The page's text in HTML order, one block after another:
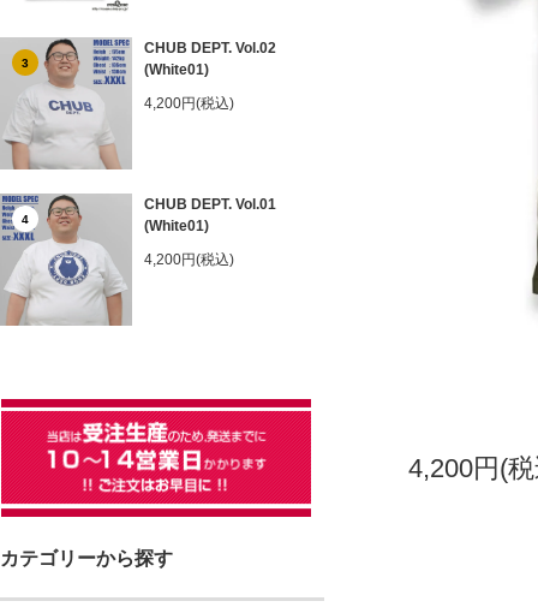
3
CHUB DEPT. Vol.02
(White01)
4,200円(税込)
4
CHUB DEPT. Vol.01
(White01)
4,200円(税込)
カテゴリーから探す
4,200円(